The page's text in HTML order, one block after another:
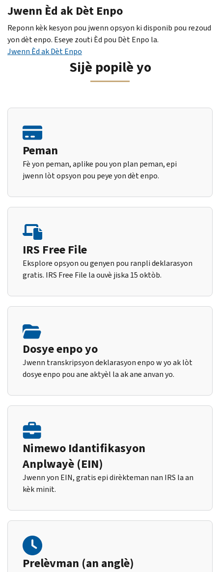
Jwenn Èd ak Dèt Enpo
Reponn kèk kesyon pou jwenn opsyon ki disponib pou rezoud
yon dèt enpo. Eseye zouti Èd pou Dèt Enpo la.
Jwenn Èd ak Dèt Enpo
Sijè popilè yo
Peman
Fè yon peman, aplike pou yon plan peman, epi
jwenn lòt opsyon pou peye yon dèt enpo.
IRS Free File
Eksplore opsyon ou genyen pou ranpli deklarasyon
gratis. IRS Free File la ouvè jiska 15 oktòb.
Dosye enpo yo
Jwenn transkripsyon deklarasyon enpo w yo ak lòt
dosye enpo pou ane aktyèl la ak ane anvan yo.
Nimewo Idantifikasyon
Anplwayè (EIN)
Jwenn yon EIN, gratis epi dirèkteman nan IRS la an
kèk minit.
Prelèvman (an anglè)